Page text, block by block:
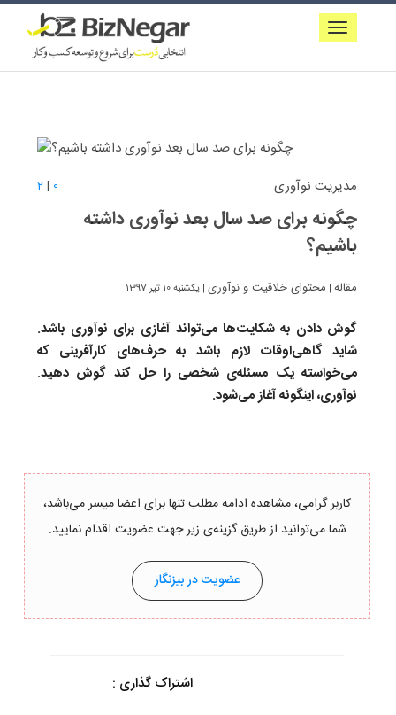
مدیریت نوآوری 2| 0
چگونه برای صد سال بعد نوآوری داشته
باشیم؟
مقاله | محتوای خلاقیت و نوآوری | یکشنبه 10 تیر 1397
گوش دادن به شکایت‌ها می‌تواند آغازی برای نوآوری باشد.
شاید گاهی‌اوقات لازم باشد به حرف‌های کارآفرینی که
می‌خواسته یک مسئله‌ی شخصی را حل کند گوش دهید.
نوآوری، اینگونه آغاز می‌شود.
کاربر گرامی، مشاهده ادامه مطلب تنها برای اعضا میسر می‌باشد،
شما می‌توانید از طریق گزینه‌ی زیر جهت عضویت اقدام نمایید.
عضویت در بیزنگار
اشتراک گذاری :